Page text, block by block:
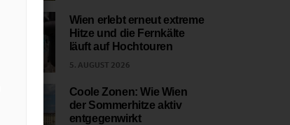
Wien erlebt erneut extreme
Hitze und die Fernkälte
läuft auf Hochtouren
5. AUGUST 2026
Coole Zonen: Wie Wien
der Sommerhitze aktiv
entgegenwirkt